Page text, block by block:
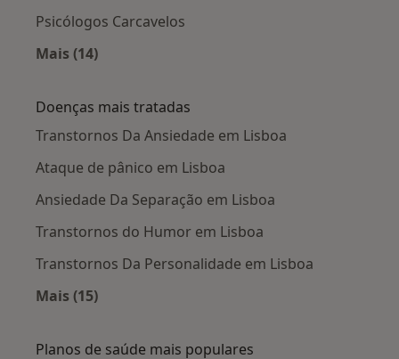
Psicólogos Carcavelos
Mais (14)
Doenças mais tratadas
Transtornos Da Ansiedade em Lisboa
Ataque de pânico em Lisboa
Ansiedade Da Separação em Lisboa
Transtornos do Humor em Lisboa
Transtornos Da Personalidade em Lisboa
Mais (15)
Planos de saúde mais populares